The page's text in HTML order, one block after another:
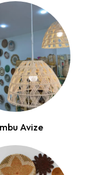
Avize